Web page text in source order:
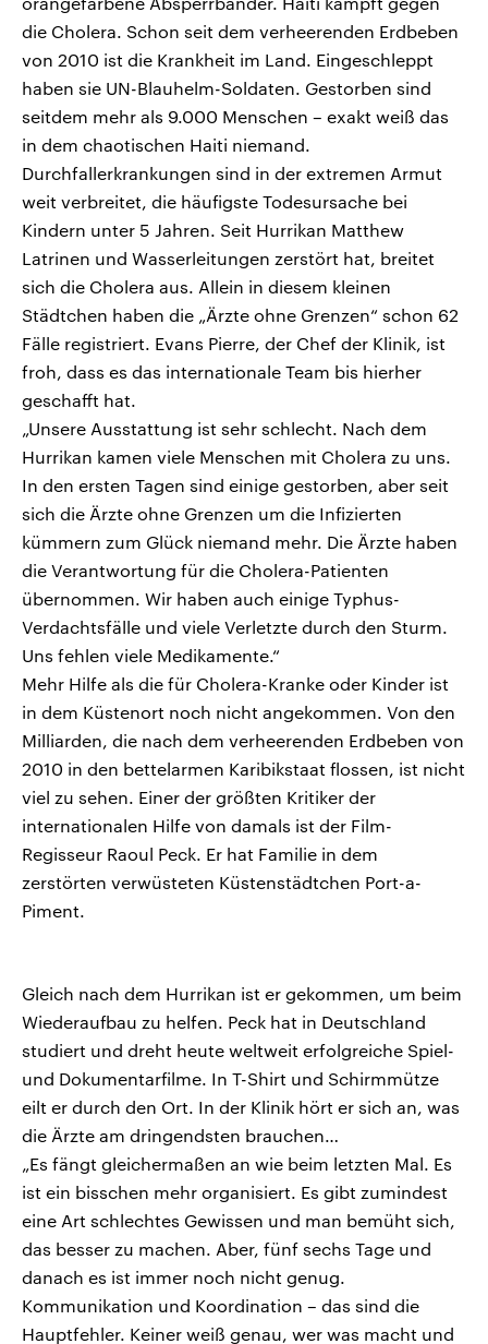
die Cholera. Schon seit dem verheerenden Erdbeben
von 2010 ist die Krankheit im Land. Eingeschleppt
haben sie UN-Blauhelm-Soldaten. Gestorben sind
seitdem mehr als 9.000 Menschen – exakt weiß das
in dem chaotischen Haiti niemand.
Durchfallerkrankungen sind in der extremen Armut
weit verbreitet, die häufigste Todesursache bei
Kindern unter 5 Jahren. Seit Hurrikan Matthew
Latrinen und Wasserleitungen zerstört hat, breitet
sich die Cholera aus. Allein in diesem kleinen
Städtchen haben die „Ärzte ohne Grenzen“ schon 62
Fälle registriert. Evans Pierre, der Chef der Klinik, ist
froh, dass es das internationale Team bis hierher
geschafft hat.
„Unsere Ausstattung ist sehr schlecht. Nach dem
Hurrikan kamen viele Menschen mit Cholera zu uns.
In den ersten Tagen sind einige gestorben, aber seit
sich die Ärzte ohne Grenzen um die Infizierten
kümmern zum Glück niemand mehr. Die Ärzte haben
die Verantwortung für die Cholera-Patienten
übernommen. Wir haben auch einige Typhus-
Verdachtsfälle und viele Verletzte durch den Sturm.
Uns fehlen viele Medikamente.“
Mehr Hilfe als die für Cholera-Kranke oder Kinder ist
in dem Küstenort noch nicht angekommen. Von den
Milliarden, die nach dem verheerenden Erdbeben von
2010 in den bettelarmen Karibikstaat flossen, ist nicht
viel zu sehen. Einer der größten Kritiker der
internationalen Hilfe von damals ist der Film-
Regisseur Raoul Peck. Er hat Familie in dem
zerstörten verwüsteten Küstenstädtchen Port-a-
Piment.
Gleich nach dem Hurrikan ist er gekommen, um beim
Wiederaufbau zu helfen. Peck hat in Deutschland
studiert und dreht heute weltweit erfolgreiche Spiel-
und Dokumentarfilme. In T-Shirt und Schirmmütze
eilt er durch den Ort. In der Klinik hört er sich an, was
die Ärzte am dringendsten brauchen…
„Es fängt gleichermaßen an wie beim letzten Mal. Es
ist ein bisschen mehr organisiert. Es gibt zumindest
eine Art schlechtes Gewissen und man bemüht sich,
das besser zu machen. Aber, fünf sechs Tage und
danach es ist immer noch nicht genug.
Kommunikation und Koordination – das sind die
Hauptfehler. Keiner weiß genau, wer was macht und